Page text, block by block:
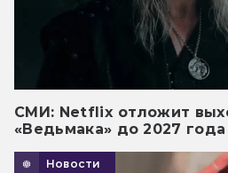
СМИ: Netflix отложит
«Ведьмака» до 2027 года
Новости